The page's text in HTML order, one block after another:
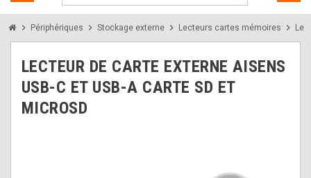
chevron_right Périphériques chevron_right Stockage externe chevron_right Lecteurs cartes mémoires chevron_right
LECTEUR DE CARTE EXTERNE AISENS
USB-C ET USB-A CARTE SD ET
MICROSD